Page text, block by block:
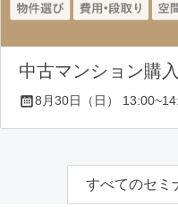
中古マンション購
8月30日（日）
すべてのセミ